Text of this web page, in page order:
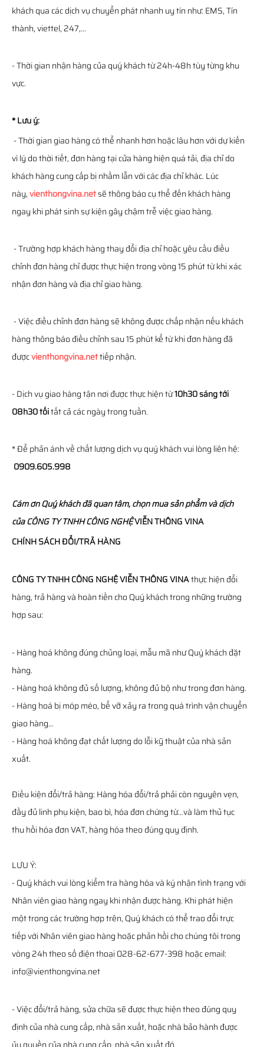
khách qua các dịch vụ chuyển phát nhanh uy tín như: EMS, Tín
thành, viettel, 247,...
- Thời gian nhận hàng của quý khách từ 24h-48h tùy từng khu
vực.
* Lưu ý:
- Thời gian giao hàng có thể nhanh hơn hoặc lâu hơn với dự kiến
vì lý do thời tiết, đơn hàng tại cửa hàng hiện quá tải, địa chỉ do
khách hàng cung cấp bị nhầm lẫn với các địa chỉ khác. Lúc
này,vienthongvina.netsẽ thông báo cụ thể đến khách hàng
ngay khi phát sinh sự kiện gây chậm trễ việc giao hàng.
- Trường hợp khách hàng thay đổi địa chỉ hoặc yêu cầu điều
chỉnh đơn hàng chỉ được thực hiện trong vòng 15 phút từ khi xác
nhận đơn hàng và địa chỉ giao hàng.
- Việc điều chỉnh đơn hàng sẽ không được chấp nhận nếu khách
hàng thông báo điều chỉnh sau 15 phút kể từ khi đơn hàng đã
đượcvienthongvina.nettiếp nhận.
- Dịch vụ giao hàng tận nơi được thực hiện từ10h30 sáng tới
08h30 tốitất cả các ngày trong tuần.
* Để phản ánh về chất lượng dịch vụ quý khách vui lòng liên hệ:
0909.605.998
Cám ơn Quý khách đã quan tâm, chọn mua sản phẩm và dịch
củaCÔNG TY TNHH CÔNG NGHỆVIỄN THÔNGVINA
CHÍNH SÁCH ĐỔI/TRẢ HÀNG
CÔNG TY TNHH CÔNG NGHỆ VIỄN THÔNG VINAthực hiện đổi
hàng, trả hàng và hoàn tiền cho Quý khách trong những trường
hợp sau:
- Hàng hoá không đúng chủng loại, mẫu mã như Quý khách đặt
hàng.
- Hàng hoá không đủ số lượng, không đủ bộ như trong đơn hàng.
- Hàng hoá bị móp méo, bể vỡ xảy ra trong quá trình vận chuyển
giao hàng…
- Hàng hoá không đạt chất lượng do lỗi kỹ thuật của nhà sản
xuất.
Điều kiện đổi/trả hàng: Hàng hóa đổi/trả phải còn nguyên vẹn,
đầy đủ linh phụ kiện, bao bì, hóa đơn chứng từ…và làm thủ tục
thu hồi hóa đơn VAT, hàng hóa theo đúng quy định.
LƯU Ý:
- Quý khách vui lòng kiểm tra hàng hóa và ký nhận tình trạng với
Nhân viên giao hàng ngay khi nhận được hàng. Khi phát hiện
một trong các trường hợp trên, Quý khách có thể trao đổi trực
tiếp với Nhân viên giao hàng hoặc phản hồi cho chúng tôi trong
vòng 24h theo số điện thoại 028-62-677-398 hoặc email:
info@vienthongvina.net
- Việc đổi/trả hàng, sửa chữa sẽ được thực hiện theo đúng quy
định của nhà cung cấp, nhà sản xuất, hoặc nhà bảo hành được